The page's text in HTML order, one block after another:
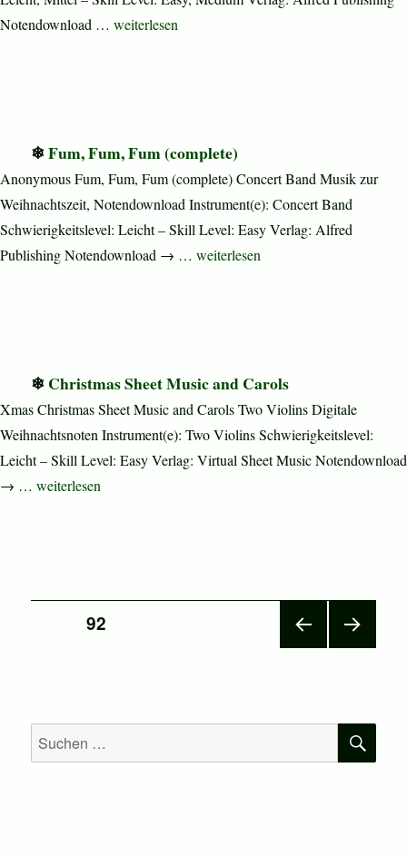
Notendownload … „A Celebration of Carols (complete)“
weiterlesen
Fum, Fum, Fum (complete)
Anonymous Fum, Fum, Fum (complete) Concert Band Musik zur
Weihnachtszeit, Notendownload Instrument(e): Concert Band
Schwierigkeitslevel: Leicht – Skill Level: Easy Verlag: Alfred
Publishing Notendownload → … „Fum, Fum, Fum (complete)“
weiterlesen
Christmas Sheet Music and Carols
Xmas Christmas Sheet Music and Carols Two Violins Digitale
Weihnachtsnoten Instrument(e): Two Violins Schwierigkeitslevel:
Leicht – Skill Level: Easy Verlag: Virtual Sheet Music Notendownload
→ … „Christmas Sheet Music and Carols“
weiterlesen
Seitennummerierung
E
SEITE92
Suchen
nach: